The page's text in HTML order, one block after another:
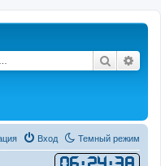
Поиск
Темный режим
Вход